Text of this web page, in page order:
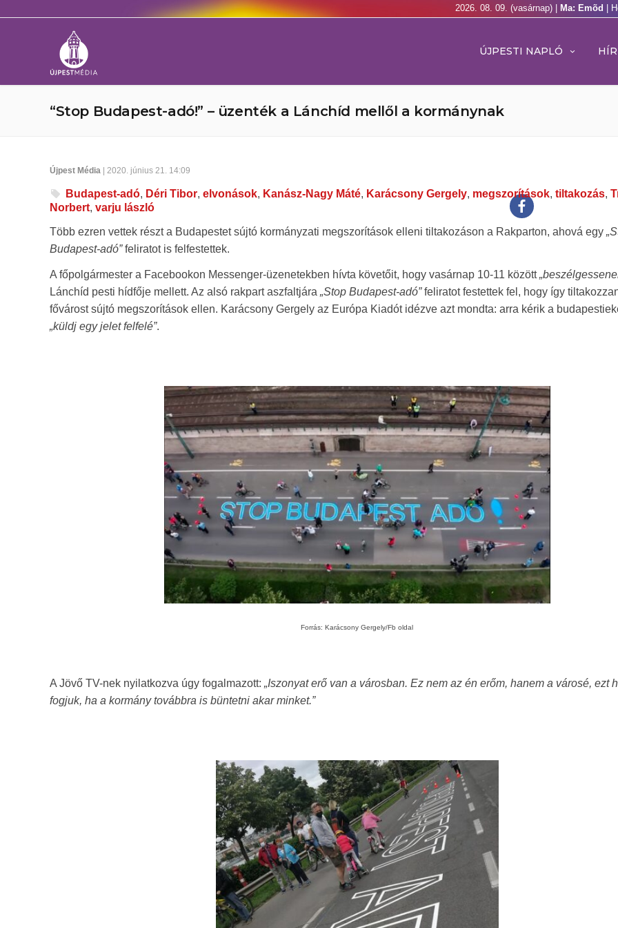
2026. 08. 09. (vasárnap) | Ma: Emõd |
ÚJPESTI NAPLÓ
“Stop Budapest-adó!” – üzenték a Lánchíd mellől a kormánynak
Újpest Média | 2020. június 21. 14:09
Budapest-adó, Déri Tibor, elvonások, Kanász-Nagy Máté, Karácsony Gergely, megszorítások, tiltakozás,
Norbert, varju lászló
Több ezren vettek részt a Budapestet sújtó kormányzati megszorítások elleni tiltakozáson a Rakparton, ahová egy
Budapest-adó”feliratot is felfestettek.
A főpolgármester a Facebookon Messenger-üzenetekben hívta követőit, hogy vasárnap 10-11 között
Lánchíd pesti hídfője mellett. Az alsó rakpart aszfaltjára „Stop Budapest-adó”feliratot festettek fel, hogy így
fővárost sújtó megszorítások ellen. Karácsony Gergely az Európa Kiadót idézve azt mondta: arra kérik a
„küldj egy jelet felfelé”.
Forrás: Karácsony Gergely/Fb oldal
A Jövő TV-nek nyilatkozva úgy fogalmazott: „Iszonyat erő van a városban. Ez nem az én erőm, hanem a városé, ezt
fogjuk, ha a kormány továbbra is büntetni akar minket.”